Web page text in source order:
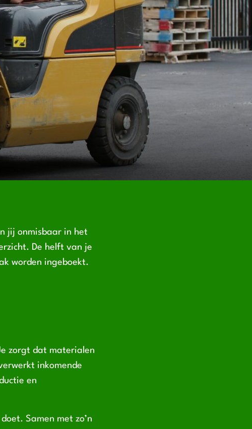
jij onmisbaar in het
De helft van je
worden ingeboekt.
zorgt dat materialen
inkomende
en
Samen met zo’n